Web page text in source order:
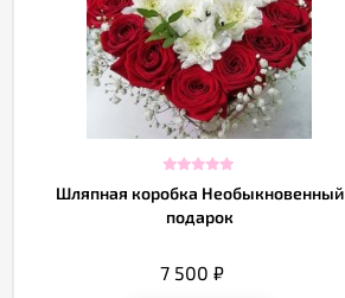
Шляпная коробка Необыкновенный
подарок
7 500 ₽